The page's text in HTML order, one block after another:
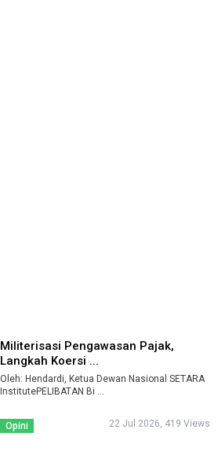
Militerisasi Pengawasan Pajak,
Langkah Koersi ...
Oleh: Hendardi, Ketua Dewan Nasional SETARA
InstitutePELIBATAN Bi ...
Opini 22 Jul 2026, 419 Views